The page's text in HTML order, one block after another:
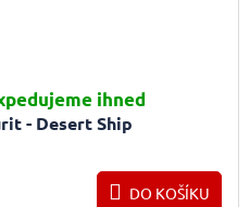
- Desert Ship
ihned
DO KOŠÍKU